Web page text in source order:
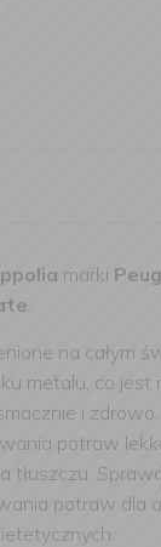
marki
.
na całym
metalu, co jest
i
potraw
tłuszczu.
potraw dla